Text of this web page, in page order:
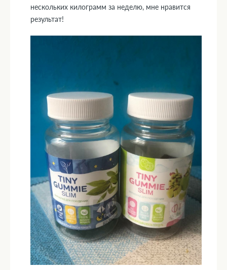
нескольких килограмм за неделю, мне нравится
результат!